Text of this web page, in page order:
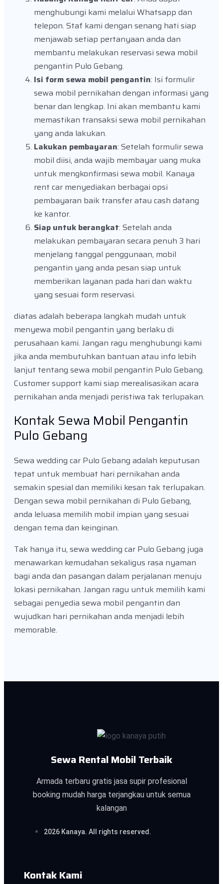
menghubungi kami melalui Whatsapp dan
telepon. Staf kami dengan senang hati siap
menjawab setiap pertanyaan anda dan
membantu melakukan reservasi sewa mobil
pengantin Pulo Gebang.
Isi form sewa mobil pengantin: Isi formulir
sewa mobil pernikahan dengan informasi yang
benar dan lengkap. Ini akan membantu kami
memastikan transaksi sewa mobil pernikahan
yang anda lakukan.
Lakukan pembayaran: Setelah formulir sewa
mobil diisi, anda wajib membayar uang muka
untuk mengkonfirmasi sewa mobil. Kanaya
rent car menyediakan berbagai opsi
pembayaran baik transfer atau cash datang
ke kantor.
Siap untuk berangkat: Setelah anda
melakukan pembayaran secara penuh 3 hari
menjelang tanggal penggunaan, mobil
pengantin yang anda pesan siap untuk
memberikan layanan pada hari dan waktu
yang sesuai form reservasi.
diatas adalah beberapa langkah mudah untuk
menyewa mobil pengantin yang berlaku di
perusahaan kami. Jangan ragu menghubungi kami
jika anda membutuhkan bantuan atau info lebih
lanjut tentang sewa mobil pengantin Pulo Gebang.
Customer support kami siap merealisasikan acara
pernikahan anda menjadi peristiwa tak terlupakan.
Kontak Sewa Mobil Pengantin
Pulo Gebang
Sewa wedding car Pulo Gebang adalah keputusan
tepat untuk membuat hari pernikahan anda
semakin spesial dan memiliki kesan tak terlupakan.
Dengan sewa mobil pernikahan di Pulo Gebang,
anda leluasa memilih mobil impian yang sesuai
dengan tema dan keinginan.
Tak hanya itu, sewa wedding car Pulo Gebang juga
menawarkan kemudahan sekaligus rasa nyaman
bagi anda dan pasangan dalam perjalanan menuju
lokasi pernikahan. Jangan ragu untuk memilih kami
sebagai penyedia sewa mobil pengantin dan
wujudkan hari pernikahan anda menjadi lebih
memorable.
Sewa Rental Mobil Terbaik
Armada terbaru gratis jasa supir profesional
booking mudah harga terjangkau untuk semua
kalangan
2026 Kanaya. All rights reserved.
Kontak Kami